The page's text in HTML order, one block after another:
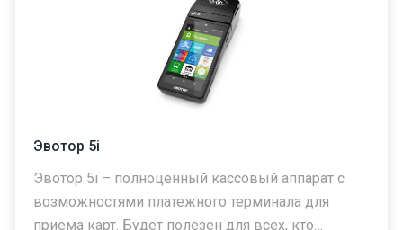
Эвотор 5i
Эвотор 5i – полноценный кассовый аппарат с
возможностями платежного терминала для
приема карт. Будет полезен для всех, кто…